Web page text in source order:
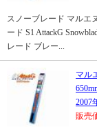
スノーブレード マルエ
ード S1 AttackG
レード ブレー...
マル
2007
販売